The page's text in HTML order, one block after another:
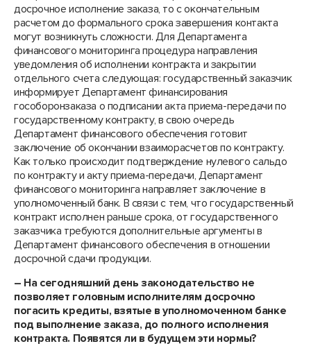
досрочное исполнение заказа, то с окончательным
расчетом до формального срока завершения контакта
могут возникнуть сложности. Для Департамента
финансового мониторинга процедура направления
уведомления об исполнении контракта и закрытии
отдельного счета следующая: государственный заказчик
информирует Департамент финансирования
гособоронзаказа о подписании акта приема-передачи по
государственному контракту, в свою очередь
Департамент финансового обеспечения готовит
заключение об окончании взаиморасчетов по контракту.
Как только происходит подтверждение нулевого сальдо
по контракту и акту приема-передачи, Департамент
финансового мониторинга направляет заключение в
уполномоченный банк. В связи с тем, что государственный
контракт исполнен раньше срока, от государственного
заказчика требуются дополнительные аргументы в
Департамент финансового обеспечения в отношении
досрочной сдачи продукции.
– На сегодняшний день законодательство не
позволяет головным исполнителям досрочно
погасить кредиты, взятые в уполномоченном банке
под выполнение заказа, до полного исполнения
контракта. Появятся ли в будущем эти нормы?